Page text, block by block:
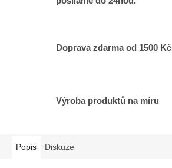
Doprava zdarma od 1500 Kč
Výroba produktů na míru
Popis Diskuze